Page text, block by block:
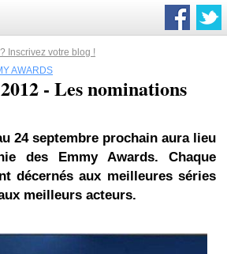
Inscrivez votre blog !
AWARDS
- Les nominations
24 septembre prochain aura lieu
des Emmy Awards. Chaque
décernés aux meilleures séries
meilleurs acteurs.